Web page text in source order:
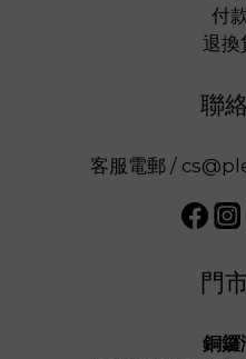
付
退換
聯
客服電郵 /
門
銅鑼